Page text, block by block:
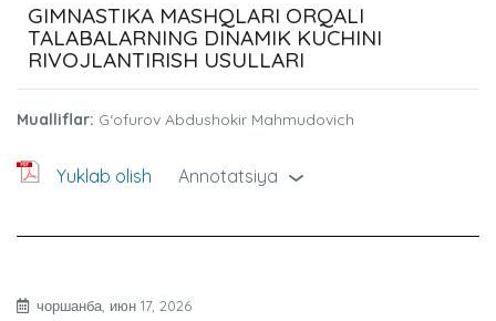
GIMNASTIKA MASHQLARI ORQALI
TALABALARNING DINAMIK KUCHINI
RIVOJLANTIRISH USULLARI
Mualliflar: G‘ofurov Abdushokir Mahmudovich
Yuklab olish Annotatsiya ›
чоршанба, июн 17, 2026